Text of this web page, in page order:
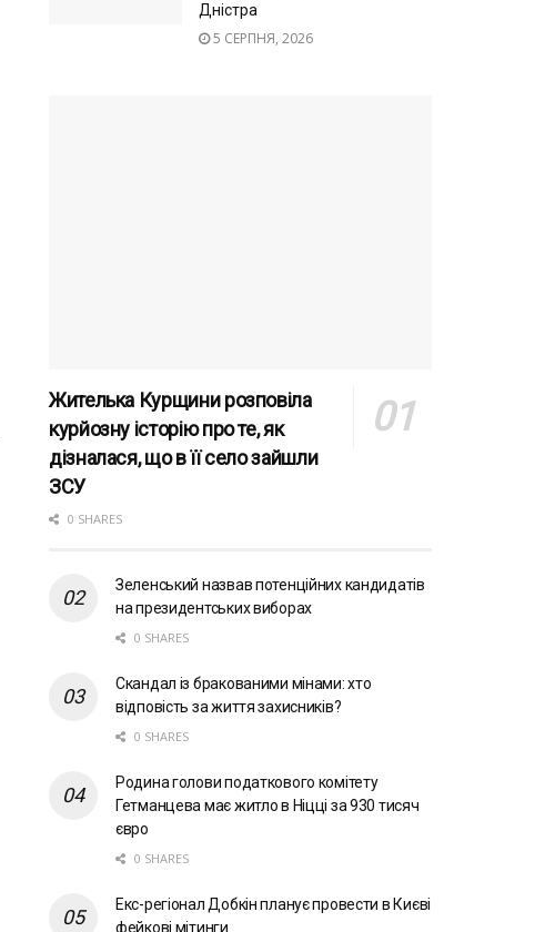
Дністра
5 СЕРПНЯ, 2026
Жителька Курщини розповіла
курйозну історію про те, як
дізналася, що в її село зайшли
ЗСУ
0 SHARES
Зеленський назвав потенційних кандидатів
на президентських виборах
0 SHARES
Скандал із бракованими мінами: хто
відповість за життя захисників?
0 SHARES
Родина голови податкового комітету
Гетманцева має житло в Ніцці за 930 тисяч
євро
0 SHARES
Екс-регіонал Добкін планує провести в Києві
фейкові мітинги